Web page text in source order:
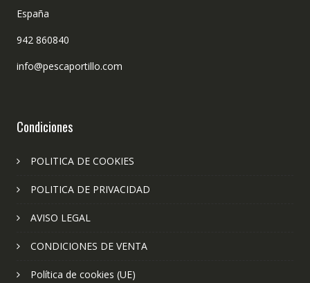
España
942 860840
info@pescaportillo.com
Condiciones
POLITICA DE COOKIES
POLITICA DE PRIVACIDAD
AVISO LEGAL
CONDICIONES DE VENTA
Política de cookies (UE)